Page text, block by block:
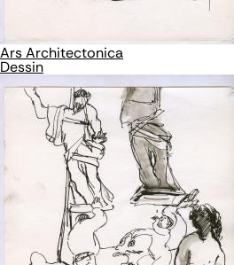
Ars Architectonica
Dessin